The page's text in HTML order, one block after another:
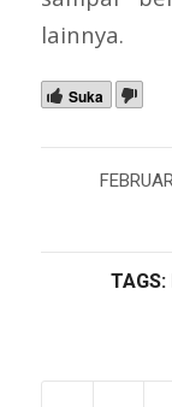
lainnya.
Suka
TAGS: